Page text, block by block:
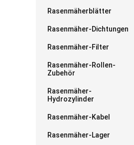
Rasenmäherblätter
Rasenmäher-Dichtungen
Rasenmäher-Filter
Rasenmäher-Rollen-
Zubehör
Rasenmäher-
Hydrozylinder
Rasenmäher-Kabel
Rasenmäher-Lager